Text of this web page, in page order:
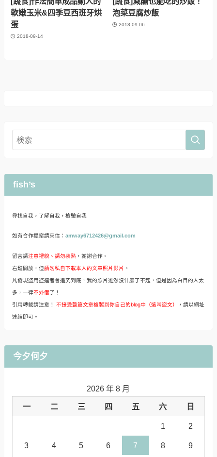
軟嫩玉米&四季豆西班牙烘
蛋
2018-09-14
泡菜豆腐炒飯
2018-09-06
fish’s
尋找自我，了解自我，檢驗自我
如有合作提案請來信： amway6712426@gmail.com
留言請注意禮貌、請勿裝熟，謝謝合作。
右鍵開放，但請勿私自下載本人的文章照片影片 。
凡發現盜用盜連者會追究到底，我的照片雖然沒什麼了不起，但是因為白目的人太
多，一律不外借了！
引用轉載請注意！ 不接受整篇文章複製到你自己的blog中（這叫盜文） ，請以網址
連結即可。
今夕何夕
2026 年 8 月
一 二 三 四 五 六 日
1 2
3 4 5 6 7 8 9